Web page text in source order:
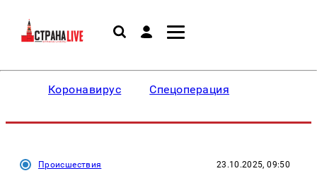
Коронавирус Спецоперация
Происшествия 23.10.2025, 09:50